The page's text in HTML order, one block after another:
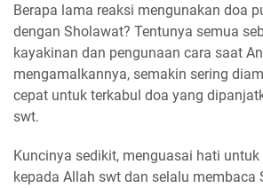
Berapa lama reaksi mengunakan doa
dengan Sholawat? Tentunya semua
kayakinan dan pengunaan cara saat
mengamalkannya, semakin sering
cepat untuk terkabul doa yang
swt.
Kuncinya sedikit, menguasai hati
kepada Allah swt dan selalu membaca